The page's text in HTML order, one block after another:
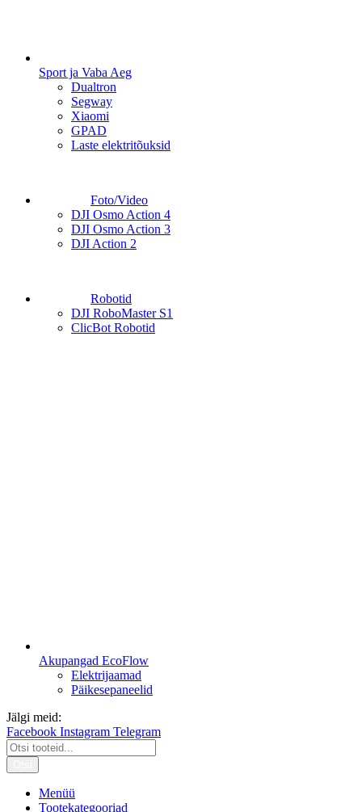
Sport ja Vaba Aeg
Dualtron
Segway
Xiaomi
GPAD
Laste elektritõuksid
Foto/Video
DJI Osmo Action 4
DJI Osmo Action 3
DJI Action 2
Robotid
DJI RoboMaster S1
ClicBot Robotid
Akupangad EcoFlow
Elektrijaamad
Päikesepaneelid
Jälgi meid:
Facebook Instagram Telegram
Menüü
Tootekategooriad